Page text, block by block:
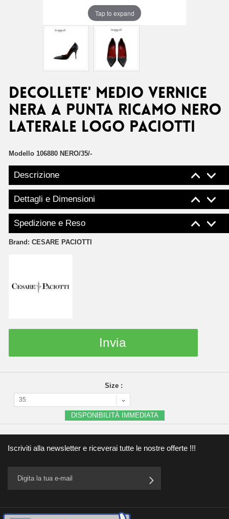
Tap to expand
DECOLLETE' MEDIO VERNICE
NERA A PUNTA RICAMO NERO
LATERALE LOGO PACIOTTI
Modello 106880 NERO/35/-
Descrizione
Dettagli e Dimensioni
Spedizione e Reso
Brand: CESARE PACIOTTI
Invia
Size :
35
DISPONIBILITÀ IMMEDIATA
Iscriviti alla newsletter e riceverai tutte le nostre offerte !!!